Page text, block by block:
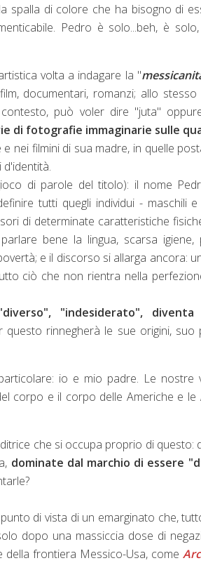
spalla di colore che ha bisogno di
Pedro è solo...beh, è
volta a indagare la "
documentari, romanzi; allo
può voler dire "juta"
di fotografie immaginarie sulle
nei filmini di sua madre, in quelle
d'identità.
di parole del titolo): il nome
tutti quegli individui - maschili
di determinate caratteristiche
bene la lingua, scarsa igiene,
e il discorso si allarga ancora:
ciò che non rientra nella
"indesiderato", diventa
rinnegherà le sue origini, suo
io e mio padre. Le nostre
corpo e il corpo delle Americhe e le
che si occupa proprio di questo:
dominate dal marchio di essere
di vista di un emarginato che,
dopo una massiccia dose di
frontiera Messico-Usa, come